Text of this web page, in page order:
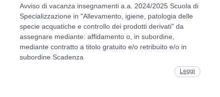
Avviso di vacanza insegnamenti a.a. 2024/2025 Scuola di
Specializzazione in "Allevamento, igiene, patologia delle
specie acquatiche e controllo dei prodotti derivati" da
assegnare mediante: affidamento o, in subordine,
mediante contratto a titolo gratuito e/o retribuito e/o in
subordine Scadenza
Leggi